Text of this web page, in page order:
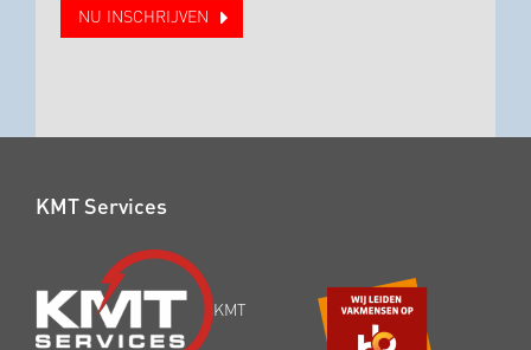
NU INSCHRIJVEN
KMT Services
KMT